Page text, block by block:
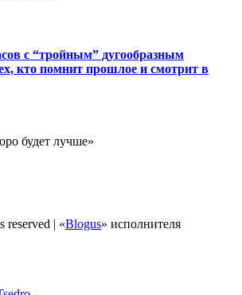
с “тройным” дугообразным
кто помнит прошлое и смотрит в
будет лучше»
reserved | «Blogus» исполнителя